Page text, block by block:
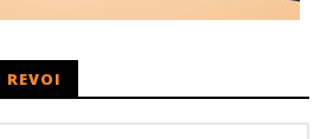
REVOI